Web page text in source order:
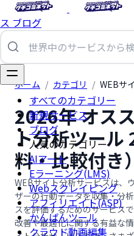
ス ブログ
すべてのカテゴリー
新規サービス
ブログ
人気のカテゴリー
AIアート
Eラーニング(LMS)
Webスクレイピング
アフィリエイト(ASP)
かんばんツール
クラウド動画編集
ホーム / カテゴリ / WEBサ
2026年 オス
ト分析ツール
料・比較付き）
WEBサイト分析サービスは、
ザーの行動データを収集・分
スを評価するためのサービス
改善や最適化に関する有益な